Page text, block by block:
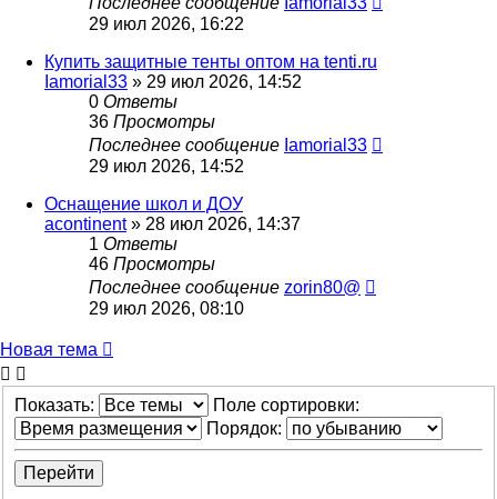
29 июл 2026, 16:22
Купить защитные тенты оптом на tenti.ru
Iamorial33 » 29 июл 2026, 14:52
0 Ответы
36 Просмотры
Последнее сообщение Iamorial33
29 июл 2026, 14:52
Оснащение школ и ДОУ
acontinent» 28 июл 2026, 14:37
1 Ответы
46 Просмотры
Последнее сообщение zorin80@
29 июл 2026, 08:10
Новая тема
Показать:
Поле сортировки:
Порядок: